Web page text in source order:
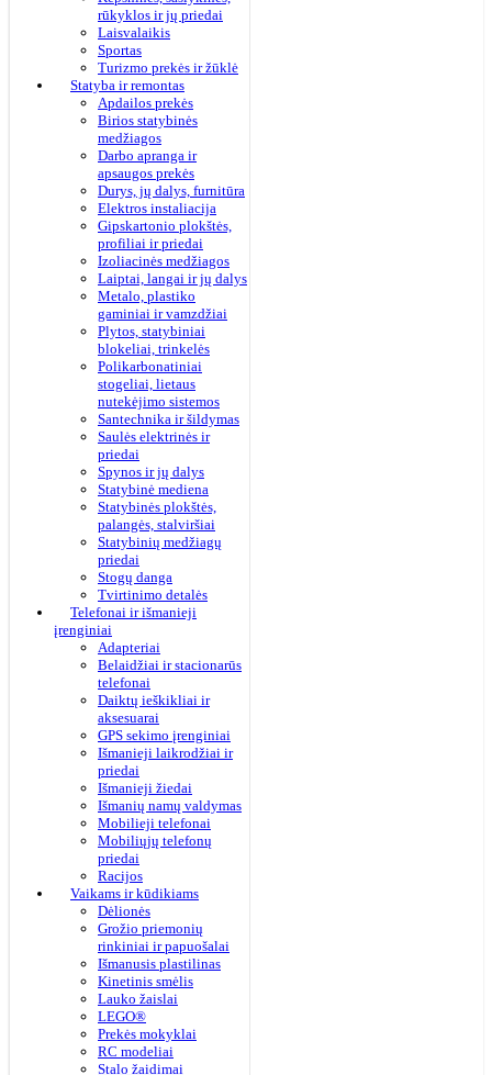
rūkyklos ir jų priedai
Laisvalaikis
Sportas
Turizmo prekės ir žūklė
Statyba ir remontas
Apdailos prekės
Birios statybinės
medžiagos
Darbo apranga ir
apsaugos prekės
Durys, jų dalys, furnitūra
Elektros instaliacija
Gipskartonio plokštės,
profiliai ir priedai
Izoliacinės medžiagos
Laiptai, langai ir jų dalys
Metalo, plastiko
gaminiai ir vamzdžiai
Plytos, statybiniai
blokeliai, trinkelės
Polikarbonatiniai
stogeliai, lietaus
nutekėjimo sistemos
Santechnika ir šildymas
Saulės elektrinės ir
priedai
Spynos ir jų dalys
Statybinė mediena
Statybinės plokštės,
palangės, stalviršiai
Statybinių medžiagų
priedai
Stogų danga
Tvirtinimo detalės
Telefonai ir išmanieji
įrenginiai
Adapteriai
Belaidžiai ir stacionarūs
telefonai
Daiktų ieškikliai ir
aksesuarai
GPS sekimo įrenginiai
Išmanieji laikrodžiai ir
priedai
Išmanieji žiedai
Išmanių namų valdymas
Mobilieji telefonai
Mobiliųjų telefonų
priedai
Racijos
Vaikams ir kūdikiams
Dėlionės
Grožio priemonių
rinkiniai ir papuošalai
Išmanusis plastilinas
Kinetinis smėlis
Lauko žaislai
LEGO®
Prekės mokyklai
RC modeliai
Stalo žaidimai